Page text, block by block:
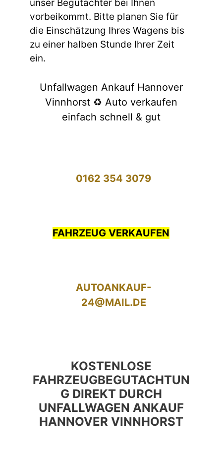
unser Begutachter bei Ihnen
vorbeikommt. Bitte planen Sie für
die Einschätzung Ihres Wagens bis
zu einer halben Stunde Ihrer Zeit
ein.
Unfallwagen Ankauf Hannover
Vinnhorst ♻️ Auto verkaufen
einfach schnell & gut
0162 354 3079
FAHRZEUG VERKAUFEN
AUTOANKAUF-
24@MAIL.DE
KOSTENLOSE
FAHRZEUGBEGUTACHTUN
G DIREKT DURCH
UNFALLWAGEN ANKAUF
HANNOVER VINNHORST